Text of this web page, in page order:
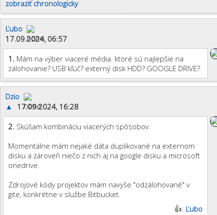
zobraziť chronologicky
Ľubo
17.09.2024, 06:57
1. Mám na výber viaceré média. ktoré sú najlepšie na
zálohovanie? USB kľúč? externý disk HDD? GOOGLE DRIVE?
Dzio
▲
17.09.2024, 16:28
2. Skúšam kombináciu viacerých spôsobov.
Momentálne mám nejaké dáta duplikované na externom
disku a zároveň niečo z nich aj na google disku a microsoft
onedrive.
Zdrojové kódy projektov mám navyše "odzálohované" v
gite, konkrétne v službe Bitbucket.
👍: Ľubo